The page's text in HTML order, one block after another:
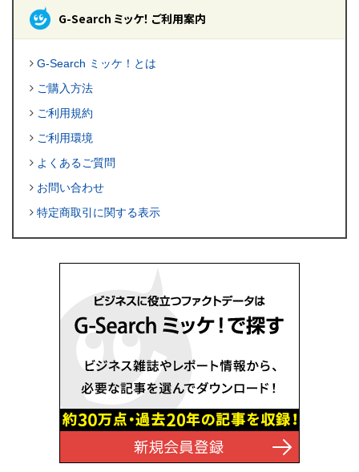
G-Search ミッケ！ ご利用案内
G-Search ミッケ！とは
ご購入方法
ご利用規約
ご利用環境
よくあるご質問
お問い合わせ
特定商取引に関する表示